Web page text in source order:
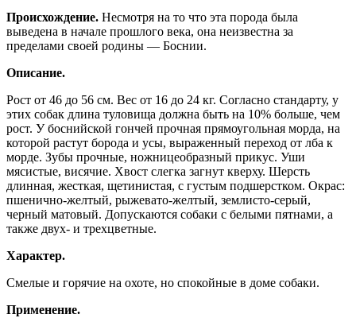
Происхождение. Несмотря на то что эта порода была
выведена в начале прошлого века, она неизвестна за
пределами своей родины — Боснии.
Описание.
Рост от 46 до 56 см. Вес от 16 до 24 кг. Согласно стандарту, у
этих собак длина туловища должна быть на 10% больше, чем
рост. У боснийской гончей прочная прямоугольная морда, на
которой растут борода и усы, выраженный переход от лба к
морде. Зубы прочные, ножницеобразный прикус. Уши
мясистые, висячие. Хвост слегка загнут кверху. Шерсть
длинная, жесткая, щетинистая, с густым подшерстком. Окрас:
пшенично-желтый, рыжевато-желтый, землисто-серый,
черный матовый. Допускаются собаки с белыми пятнами, а
также двух- и трехцветные.
Характер.
Смелые и горячие на охоте, но спокойные в доме собаки.
Применение.